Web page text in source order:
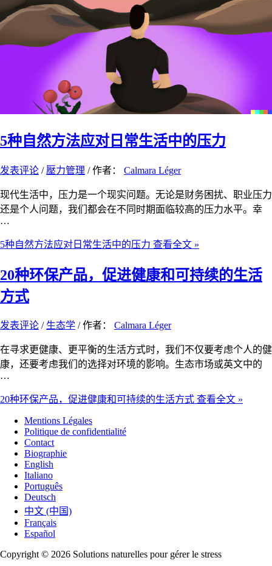
5种自然方法应对日常生活中的压力
发表评论 / 壓力管理 / 作者： Calmara Léger
现代生活中，压力是一个现实问题。无论是财务困扰、职业压力
还是个人问题，我们都会在不同时期面临较高的压力水平。幸
…
5种自然方法应对日常生活中的压力 查看全文 »
20种环保产品，促进健康和可持续的生活
方式
发表评论 / 生态学 / 作者： Calmara Léger
在寻求更健康、更平衡的生活方式时，我们不仅要考虑个人的健
康，还要考虑我们的选择对环境的影响。生态市场或英文中的
…
20种环保产品，促进健康和可持续的生活方式 查看全文 »
Mentions Légales
Politique de confidentialité
Contact
Biographie
English
Italiano
Português
Deutsch
中文 (中国)
Français
Español
Copyright © 2026 Solutions naturelles pour gérer le stress